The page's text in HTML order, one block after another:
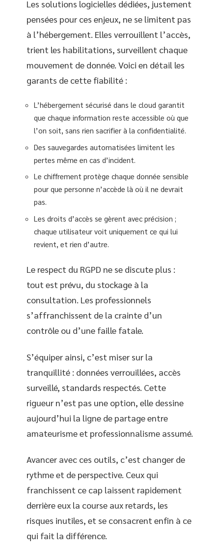
Les solutions logicielles dédiées, justement
pensées pour ces enjeux, ne se limitent pas
à l’hébergement. Elles verrouillent l’accès,
trient les habilitations, surveillent chaque
mouvement de donnée. Voici en détail les
garants de cette fiabilité :
L’hébergement sécurisé dans le cloud garantit
que chaque information reste accessible où que
l’on soit, sans rien sacrifier à la confidentialité.
Des sauvegardes automatisées limitent les
pertes même en cas d’incident.
Le chiffrement protège chaque donnée sensible
pour que personne n’accède là où il ne devrait
pas.
Les droits d’accès se gèrent avec précision ;
chaque utilisateur voit uniquement ce qui lui
revient, et rien d’autre.
Le respect du RGPD ne se discute plus :
tout est prévu, du stockage à la
consultation. Les professionnels
s’affranchissent de la crainte d’un
contrôle ou d’une faille fatale.
S’équiper ainsi, c’est miser sur la
tranquillité : données verrouillées, accès
surveillé, standards respectés. Cette
rigueur n’est pas une option, elle dessine
aujourd’hui la ligne de partage entre
amateurisme et professionnalisme assumé.
Avancer avec ces outils, c’est changer de
rythme et de perspective. Ceux qui
franchissent ce cap laissent rapidement
derrière eux la course aux retards, les
risques inutiles, et se consacrent enfin à ce
qui fait la différence.